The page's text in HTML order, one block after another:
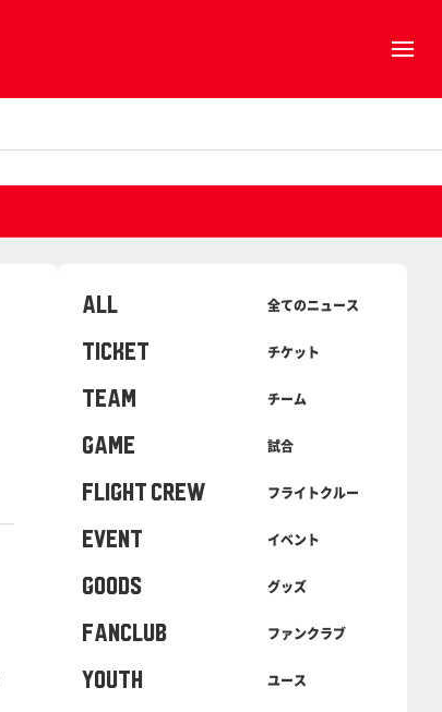
ALL 全てのニュース
TICKET チケット
TEAM チーム
GAME 試合
FLIGHT CREW フライトクルー
EVENT イベント
GOODS グッズ
FANCLUB ファンクラブ
YOUTH ユース